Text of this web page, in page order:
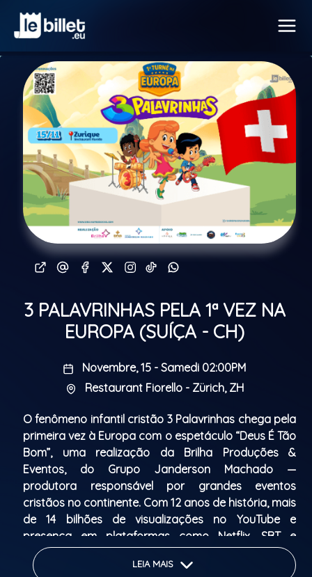
3 PALAVRINHAS PELA 1ª VEZ NA
EUROPA (SUÍÇA - CH)
Novembre, 15 - Samedi 02:00PM
Restaurant Fiorello - Zürich, ZH
O fenômeno infantil cristão 3 Palavrinhas chega pela
primeira vez à Europa com o espetáculo “Deus É Tão
Bom”, uma realização da Brilha Produções &
Eventos, do Grupo Janderson Machado —
produtora responsável por grandes eventos
cristãos no continente. Com 12 anos de história, mais
de 14 bilhões de visualizações no YouTube e
presença em plataformas como Netflix, SBT e
Samsung TV Plus, o grupo tornou-se uma referência
mundial em conteúdo infantil de fé e diversão.
LEIA MAIS